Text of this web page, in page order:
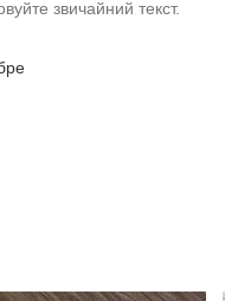
звичайний текст.